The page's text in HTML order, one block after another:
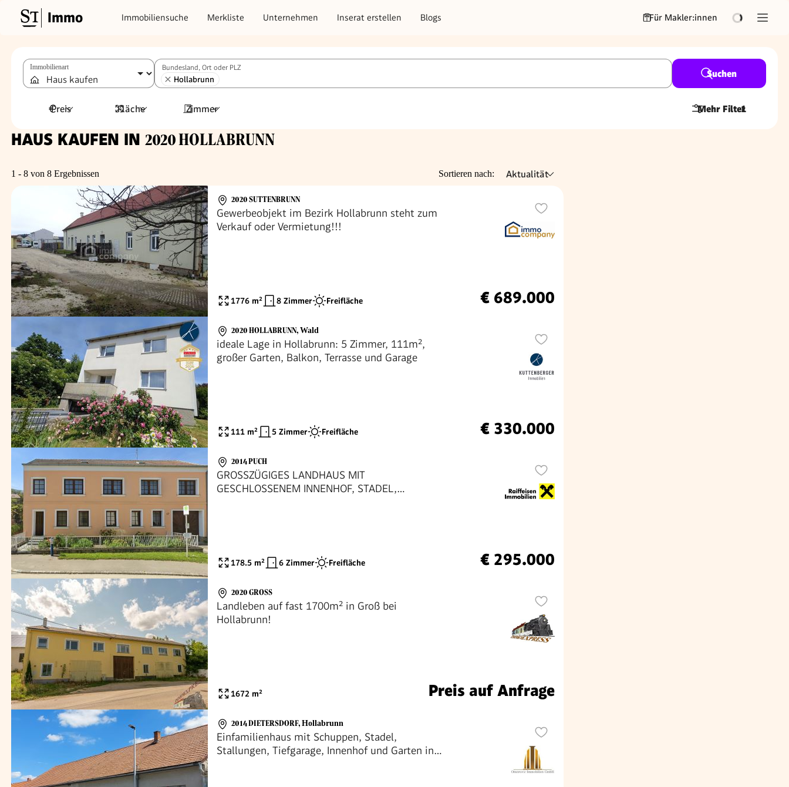
Immo Immobiliensuche Merkliste Unternehmen Inserat erstellen Blogs Für Makler:innen
Immobilienart Bundesland, Ort oder PLZ
Hollabrunn
Suchen
Preis Fläche Zimmer Mehr Filter
1
HAUS KAUFEN IN 2020 HOLLABRUNN
1 - 8 von 8 Ergebnissen Sortieren nach: Aktualität
2020 SUTTENBRUNN
Gewerbeobjekt im Bezirk Hollabrunn steht zum
Verkauf oder Vermietung!!!
1776 m² 8 Zimmer Freifläche € 689.000
2020 HOLLABRUNN, Wald
ideale Lage in Hollabrunn: 5 Zimmer, 111m²,
großer Garten, Balkon, Terrasse und Garage
111 m² 5 Zimmer Freifläche € 330.000
2014 PUCH
GROSSZÜGIGES LANDHAUS MIT
GESCHLOSSENEM INNENHOF, STADEL,
178.5 m² 6 Zimmer Freifläche € 295.000
2020 GROSS
Landleben auf fast 1700m² in Groß bei
Hollabrunn!
1672 m² Preis auf Anfrage
2014 DIETERSDORF, Hollabrunn
Einfamilienhaus mit Schuppen, Stadel,
Stallungen, Tiefgarage, Innenhof und Garten in